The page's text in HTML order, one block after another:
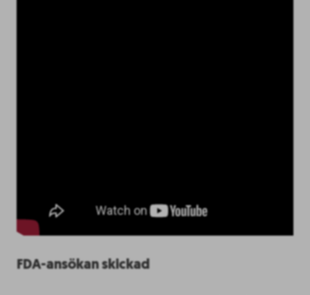
FDA-ansökan skickad